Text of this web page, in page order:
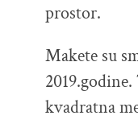
prostor.
Makete su
kvadratna